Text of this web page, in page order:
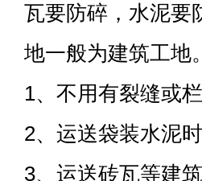
瓦要防碎，水泥要
地一般为建筑工地
1、不用有裂缝或
2、运送袋装水泥
3、运送砖瓦等建